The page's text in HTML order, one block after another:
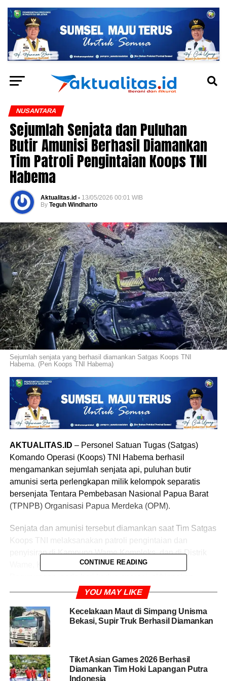
NUSANTARA
Sejumlah Senjata dan Puluhan
Butir Amunisi Berhasil Diamankan
Tim Patroli Pengintaian Koops TNI
Habema
Aktualitas.id - 13/05/2026 00:01 WIB
By Teguh Windharto
Sejumlah senjata yang berhasil diamankan Satgas Koops TNI
Habema. (Pen Koops TNI Habema)
AKTUALITAS.ID – Personel Satuan Tugas (Satgas)
Komando Operasi (Koops) TNI Habema berhasil
mengamankan sejumlah senjata api, puluhan butir
amunisi serta perlengkapan milik kelompok separatis
bersenjata Tentara Pembebasan Nasional Papua Barat
(TPNPB) Organisasi Papua Merdeka (OPM).
Senjata dan amunisi tersebut diamankan saat Tim Satgas
Koops TNI melaksanakan patroli pengintaian dan
penyisiran di Kampung Wame Kompleks, dan di Distrik
Wame, Kabupaten Jayawijaya, Provinsi Papua
Kepala Penerangan (Kapen) Koops TNI Habema, Letkol
Inf. M. Wirya Arthadiguna, mengatakan, Satgas Koops
TNI Habema akan terus melaksanakan patroli serta
penindakan keamanan secara terukur guna
mempersempit ruang gerak kelompok separatis
bersenjata OPM yang masih berupaya mengganggu
CONTINUE READING
YOU MAY LIKE
Kecelakaan Maut di Simpang Unisma
Bekasi, Supir Truk Berhasil Diamankan
Tiket Asian Games 2026 Berhasil
Diamankan Tim Hoki Lapangan Putra
Indonesia